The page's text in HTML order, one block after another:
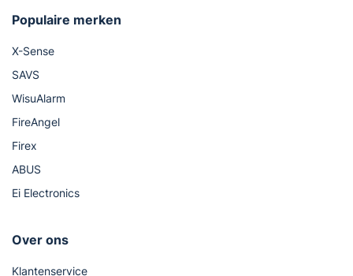
Populaire merken
X-Sense
SAVS
WisuAlarm
FireAngel
Firex
ABUS
Ei Electronics
Over ons
Klantenservice